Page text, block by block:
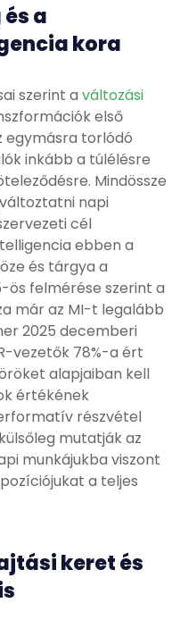
a
kora
szerint a változási
első
egymásra torlódó
inkább a túlélésre
Mindössze
napi
cél
ebben a
és tárgya a
ös felmérése szerint a
már az MI-t legalább
2025 decemberi
vezetők 78%-a ért
alapjaiban kell
értékének
részvétel
mutatják az
munkájukba viszont
a teljes
keret és